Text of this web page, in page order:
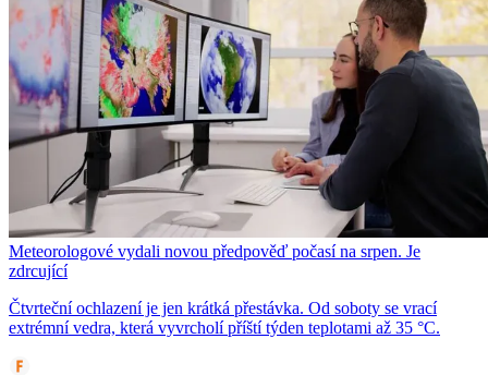
Meteorologové vydali novou předpověď počasí na srpen. Je
zdrcující
Čtvrteční ochlazení je jen krátká přestávka. Od soboty se vrací
extrémní vedra, která vyvrcholí příští týden teplotami až 35 °C.